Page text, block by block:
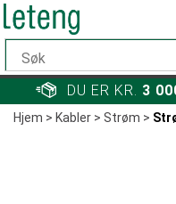
DU ER KR. 3
Hjem>Kabler>Strøm>